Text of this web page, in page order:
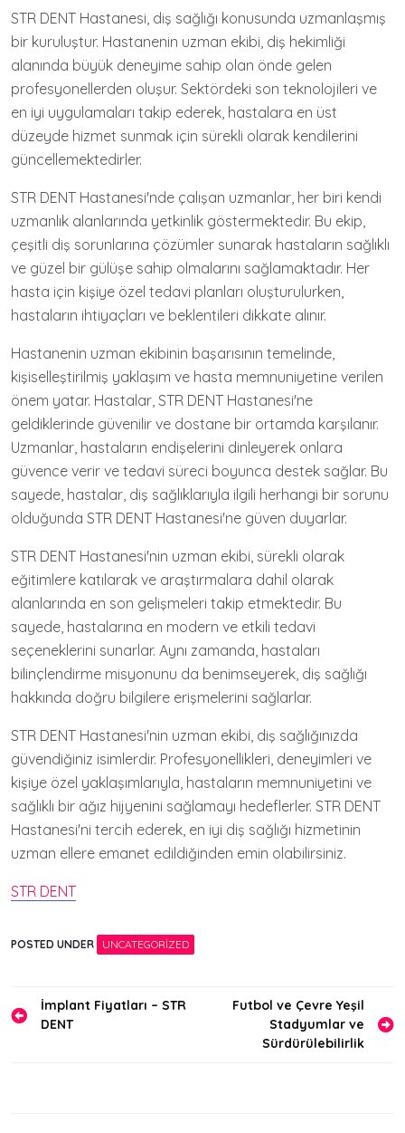
STR DENT Hastanesi, diş sağlığı konusunda uzmanlaşmış
bir kuruluştur. Hastanenin uzman ekibi, diş hekimliği
alanında büyük deneyime sahip olan önde gelen
profesyonellerden oluşur. Sektördeki son teknolojileri ve
en iyi uygulamaları takip ederek, hastalara en üst
düzeyde hizmet sunmak için sürekli olarak kendilerini
güncellemektedirler.
STR DENT Hastanesi'nde çalışan uzmanlar, her biri kendi
uzmanlık alanlarında yetkinlik göstermektedir. Bu ekip,
çeşitli diş sorunlarına çözümler sunarak hastaların sağlıklı
ve güzel bir gülüşe sahip olmalarını sağlamaktadır. Her
hasta için kişiye özel tedavi planları oluşturulurken,
hastaların ihtiyaçları ve beklentileri dikkate alınır.
Hastanenin uzman ekibinin başarısının temelinde,
kişiselleştirilmiş yaklaşım ve hasta memnuniyetine verilen
önem yatar. Hastalar, STR DENT Hastanesi'ne
geldiklerinde güvenilir ve dostane bir ortamda karşılanır.
Uzmanlar, hastaların endişelerini dinleyerek onlara
güvence verir ve tedavi süreci boyunca destek sağlar. Bu
sayede, hastalar, diş sağlıklarıyla ilgili herhangi bir sorunu
olduğunda STR DENT Hastanesi'ne güven duyarlar.
STR DENT Hastanesi'nin uzman ekibi, sürekli olarak
eğitimlere katılarak ve araştırmalara dahil olarak
alanlarında en son gelişmeleri takip etmektedir. Bu
sayede, hastalarına en modern ve etkili tedavi
seçeneklerini sunarlar. Aynı zamanda, hastaları
bilinçlendirme misyonunu da benimseyerek, diş sağlığı
hakkında doğru bilgilere erişmelerini sağlarlar.
STR DENT Hastanesi'nin uzman ekibi, diş sağlığınızda
güvendiğiniz isimlerdir. Profesyonellikleri, deneyimleri ve
kişiye özel yaklaşımlarıyla, hastaların memnuniyetini ve
sağlıklı bir ağız hijyenini sağlamayı hedeflerler. STR DENT
Hastanesi'ni tercih ederek, en iyi diş sağlığı hizmetinin
uzman ellere emanet edildiğinden emin olabilirsiniz.
STR DENT
POSTED UNDER UNCATEGORIZED
Yazı
gezinmesi
İmplant Fiyatları – STR
DENT
Futbol ve Çevre Yeşil
Stadyumlar ve
Sürdürülebilirlik